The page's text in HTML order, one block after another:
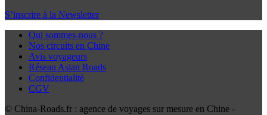
S’inscrire à la Newsletter
Qui sommes-nous ?
Nos circuits en Chine
Avis voyageurs
Réseau Asian Roads
Confidentialité
CGV
© China-Roads.fr : agence de voyages sur mesure en Chine -